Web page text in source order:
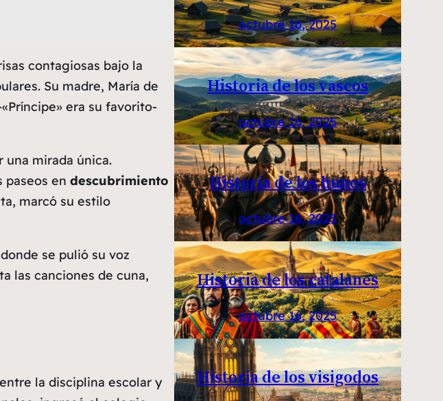
contagiosas bajo la
Su madre, María de
era su favorito-
mirada única.
en descubrimiento
marcó su estilo
se pulió su voz
las canciones de cuna,
la disciplina escolar y
octubre 16, 2025
Historia de los vascos
octubre 16, 2025
Historia de los hunos
octubre 16, 2025
Historia de los catalanes
octubre 16, 2025
Historia de los visigodos